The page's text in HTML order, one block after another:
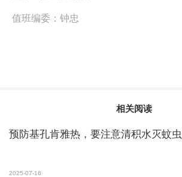
值班编委： 钟忠
相关阅读
预防基孔肯雅热，要注意清积水灭蚊虫
2025-07-16